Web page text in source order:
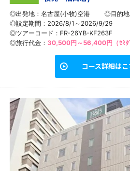
◎出発地：名古屋(小牧)空港 ◎目的地
◎設定期間：2026/8/1～2026/9/29
◎ツアーコード：FR-26YB-KF263F
◎旅行代金： 30,500円～56,400円（ｾﾐﾀﾞ
コース詳細はこ